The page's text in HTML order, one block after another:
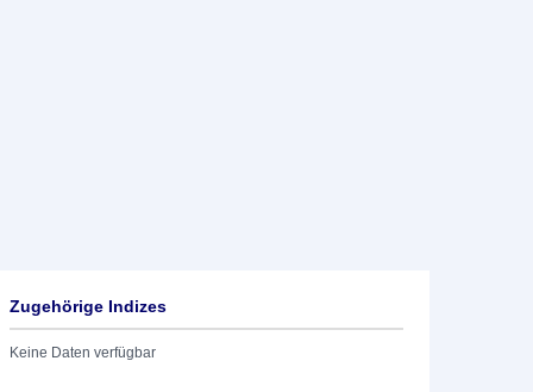
Zugehörige Indizes
Keine Daten verfügbar